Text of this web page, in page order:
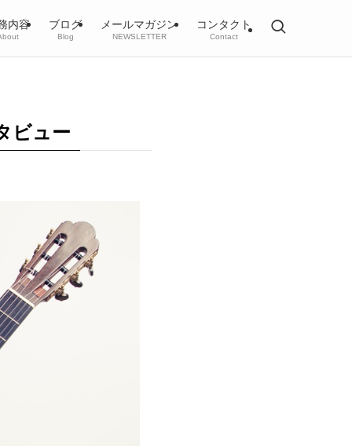
内容 ブログ
Blog
メールマガジン
NEWSLETTER
コンタクト
Contact
ビュー